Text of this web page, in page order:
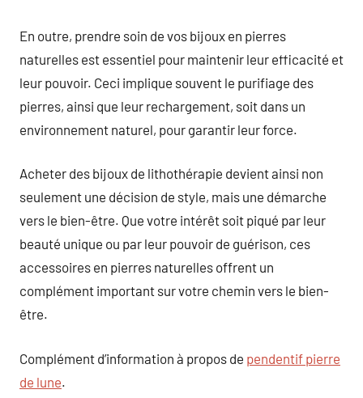
En outre, prendre soin de vos bijoux en pierres
naturelles est essentiel pour maintenir leur efficacité et
leur pouvoir. Ceci implique souvent le purifiage des
pierres, ainsi que leur rechargement, soit dans un
environnement naturel, pour garantir leur force.
Acheter des bijoux de lithothérapie devient ainsi non
seulement une décision de style, mais une démarche
vers le bien-être. Que votre intérêt soit piqué par leur
beauté unique ou par leur pouvoir de guérison, ces
accessoires en pierres naturelles offrent un
complément important sur votre chemin vers le bien-
être.
Complément d’information à propos de pendentif pierre
de lune.